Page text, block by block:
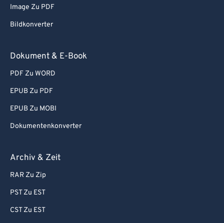
Image Zu PDF
Bildkonverter
Dokument & E-Book
PDF Zu WORD
EPUB Zu PDF
EPUB Zu MOBI
Dokumentenkonverter
Archiv & Zeit
RAR Zu Zip
PST Zu EST
CST Zu EST